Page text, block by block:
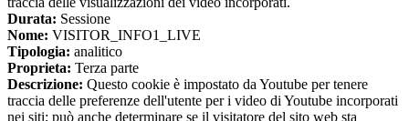
Durata: Sessione
Nome: VISITOR_INFO1_LIVE
Tipologia: analitico
Proprieta: Terza parte
Descrizione: Questo cookie è impostato da Youtube per tenere
traccia delle preferenze dell'utente per i video di Youtube incorporati
nei siti; può anche determinare se il visitatore del sito web sta